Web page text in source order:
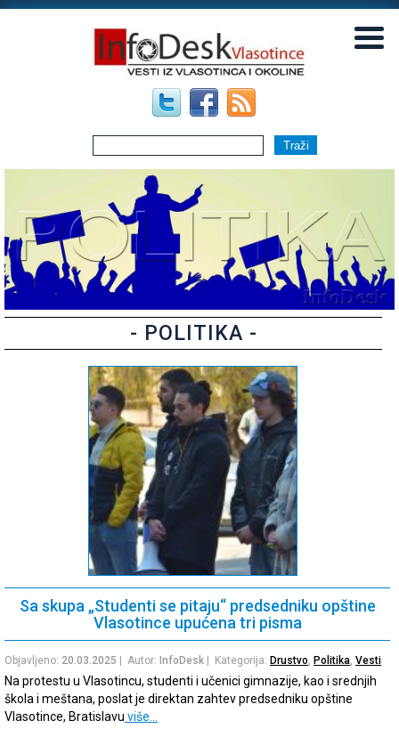
- POLITIKA -
Sa skupa „Studenti se pitaju“ predsedniku opštine
Vlasotince upućena tri pisma
Objavljeno: 20.03.2025 | Autor: InfoDesk | Kategorija: Drustvo, Politika, Vesti
Na protestu u Vlasotincu, studenti i učenici gimnazije, kao i srednjih
škola i meštana, poslat je direktan zahtev predsedniku opštine
Vlasotince, Bratislavu više…